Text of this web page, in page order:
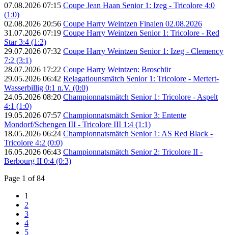
07.08.2026 07:15 Coupe Jean Haan Senior 1: Izeg - Tricolore 4:0
(1:0)
02.08.2026 20:56 Coupe Harry Weintzen Finalen 02.08.2026
31.07.2026 07:19 Coupe Harry Weintzen Senior 1: Tricolore - Red
Star 3:4 (1:2)
29.07.2026 07:32 Coupe Harry Weintzen Senior 1: Izeg - Clemency
7:2 (3:1)
28.07.2026 17:22 Coupe Harry Weintzen: Broschür
29.05.2026 06:42 Relagatiounsmätch Senior 1: Tricolore - Mertert-
Wasserbillig 0:1 n.V. (0:0)
24.05.2026 08:20 Championnatsmätch Senior 1: Tricolore - Aspelt
4:1 (1:0)
19.05.2026 07:57 Championnatsmätch Senior 3: Entente
Mondorf/Schengen III - Tricolore III 1:4 (1:1)
18.05.2026 06:24 Championnatsmätch Senior 1: AS Red Black -
Tricolore 4:2 (0:0)
16.05.2026 06:43 Championnatsmätch Senior 2: Tricolore II -
Berbourg II 0:4 (0:3)
Page 1 of 84
1
2
3
4
5